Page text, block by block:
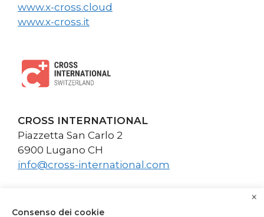
www.x-cross.cloud
www.x-cross.it
CROSS INTERNATIONAL
Piazzetta San Carlo 2
6900 Lugano CH
info@cross-international.com
Consenso dei cookie
×